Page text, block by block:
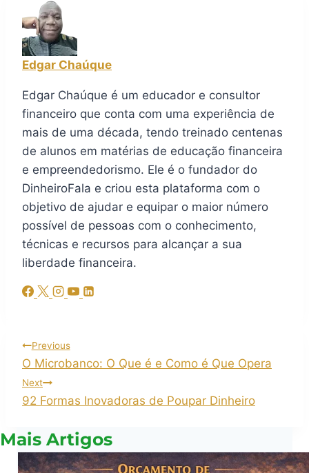
Edgar Chaúque
Edgar Chaúque é um educador e consultor
financeiro que conta com uma experiência de
mais de uma década, tendo treinado centenas
de alunos em matérias de educação financeira
e empreendedorismo. Ele é o fundador do
DinheiroFala e criou esta plataforma com o
objetivo de ajudar e equipar o maior número
possível de pessoas com o conhecimento,
técnicas e recursos para alcançar a sua
liberdade financeira.
Previous
O Microbanco: O Que é e Como é Que Opera
Next
92 Formas Inovadoras de Poupar Dinheiro
Mais Artigos